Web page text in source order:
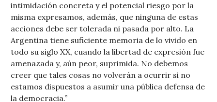
intimidación concreta y el potencial riesgo por la
misma expresamos, además, que ninguna de estas
acciones debe ser tolerada ni pasada por alto. La
Argentina tiene suficiente memoria de lo vivido en
todo su siglo XX, cuando la libertad de expresión fue
amenazada y, aún peor, suprimida. No debemos
creer que tales cosas no volverán a ocurrir si no
estamos dispuestos a asumir una pública defensa de
la democracia.”